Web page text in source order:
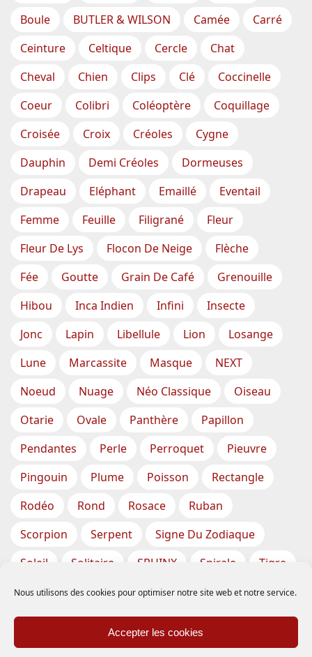
Nous utilisons des cookies pour optimiser notre site web et notre service.
Accepter les cookies
Boule
BUTLER & WILSON Camée
Carré
Ceinture
Celtique Cercle
Chat
Cheval
Chien Clips Clé
Coccinelle
Coeur
Colibri Coléoptère
Coquillage
Croisée
Croix Créoles
Cygne
Dauphin
Demi Créoles
Dormeuses
Drapeau
Eléphant Emaillé
Eventail
Femme
Feuille Filigrané
Fleur
Fleur De Lys
Flocon De Neige
Flèche
Fée
Goutte Grain De Café
Grenouille
Hibou
Inca Indien Infini
Insecte
Jonc
Lapin Libellule Lion
Losange
Lune
Marcassite Masque
NEXT
Noeud
Nuage Néo Classique
Oiseau
Otarie
Ovale Panthère
Papillon
Pendantes
Perle Perroquet
Pieuvre
Pingouin
Plume Poisson
Rectangle
Rodéo
Rond Rosace
Ruban
Scorpion
Serpent
Signe Du Zodiaque
Soleil
Solitaire SPHINX Spirale
Tigre
Torsade
Tortue Train
Tresse
Triangle
Trèfle Tête Vase
Étoile
Étoiles De Mer